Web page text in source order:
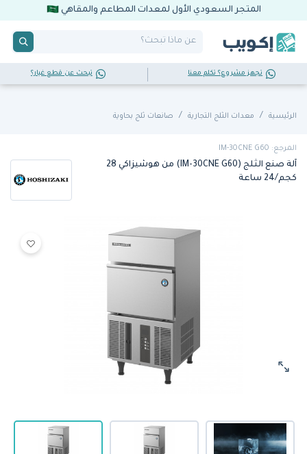
المتجر السعودي الأول لمعدات المطاعم والمقاهي
تجهز مشروع؟ تكلم معنا تبحث عن قطع غيار؟
الرئيسية معدات الثلج التجارية صانعات ثلج بحاوية
المرجع: IM-30CNE G60
آلة صنع الثلج (IM-30CNE G60) من هوشيزاكي 28
كجم/24 ساعة